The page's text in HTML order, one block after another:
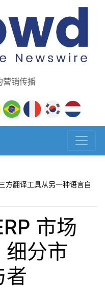
营销传播
方翻译工具从另一种语言自
市场
细分市
者